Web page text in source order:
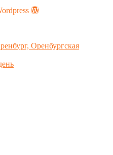
Оренбургская